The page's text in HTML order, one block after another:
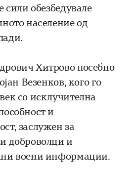
сили обезбедувале
население од
Хитрово посебно
Везенков, кого го
со исклучителна
и
заслужен за
доброволци и
воени информации.